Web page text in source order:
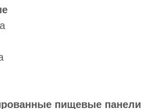
пищевые панели